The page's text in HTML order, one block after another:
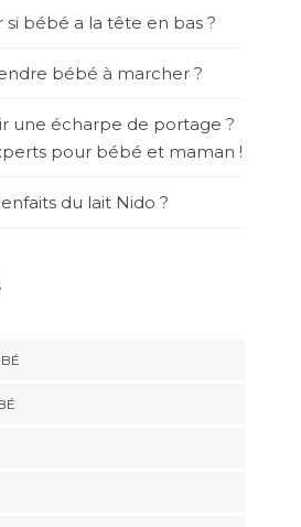
bébé a la tête en bas ?
bébé à marcher ?
une écharpe de portage ?
pour bébé et maman !
du lait Nido ?